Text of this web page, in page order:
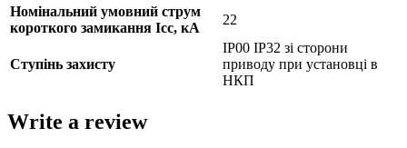
Номінальний умовний струм
короткого замикання Icc, кА
22
Ступінь захисту
IP00 IP32 зі сторони
приводу при установці в
НКП
Write a review